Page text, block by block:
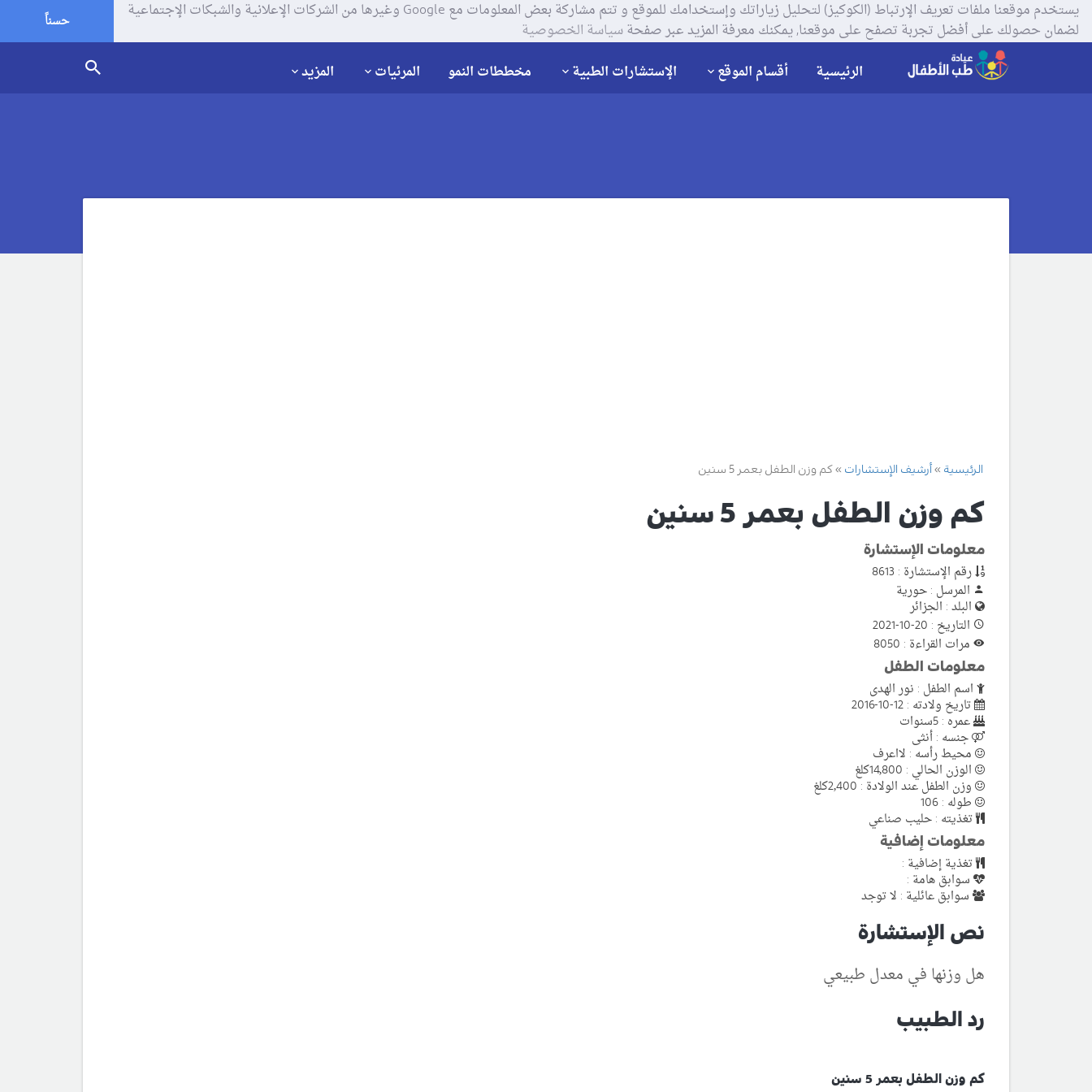
يستخدم موقعنا ملفات تعريف الإرتباط (الكوكيز) لتحليل زياراتك وإستخدامك للموقع و تتم مشاركة بعض المعلومات مع Google وغيرها من الشركات الإعلانية والشبكات الإجتماعية
لضمان حصولك على أفضل تجربة تصفح على موقعنا, يمكنك معرفة المزيد عبر صفحةسياسة الخصوصية حسناً
الرئيسية أقسام الموقع الإستشارات الطبية مخططات النمو المرئيات المزيد
الرئيسية أرشيف الإستشارات كم وزن الطفل بعمر 5 سنين
كم وزن الطفل بعمر 5 سنين
معلومات الإستشارة
رقم الإستشارة : 8613
المرسل : حورية
البلد : الجزائر
التاريخ : 20-10-2021
مرات القراءة : 8050
معلومات الطفل
اسم الطفل : نور الهدى
تاريخ ولادته : 12-10-2016
عمره : 5سنوات
جنسه : أنثى
محيط رأسه : لااعرف
الوزن الحالي : 14٫800كلغ
وزن الطفل عند الولادة : 2٫400كلغ
طوله : 106
تغذيته : حليب صناعي
معلومات إضافية
تغذية إضافية :
سوابق هامة :
سوابق عائلية : لا توجد
نص الإستشارة
هل وزنها في معدل طبيعي
رد الطبيب
كم وزن الطفل بعمر 5 سنين